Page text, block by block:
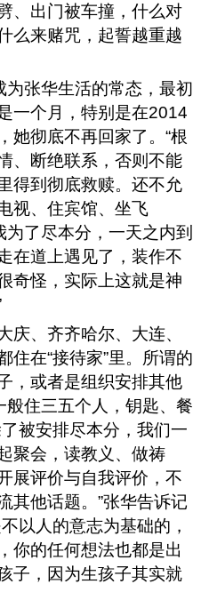
、出门被车撞，什么对
么来赌咒，起誓越重越
张华生活的常态，最初
一个月，特别是在2014
她彻底不再回家了。“根
、断绝联系，否则不能
得到彻底救赎。还不允
视、住宾馆、坐飞
为了尽本分，一天之内到
在道上遇见了，装作不
奇怪，实际上这就是神
、齐齐哈尔、大连、
住在“接待家”里。所谓的
，或者是组织安排其他
般住三五个人，钥匙、餐
被安排尽本分，我们一
聚会，读教义、做祷
展评价与自我评价，不
其他话题。”张华告诉记
以人的意志为基础的，
你的任何想法也都是出
子，因为生孩子其实就